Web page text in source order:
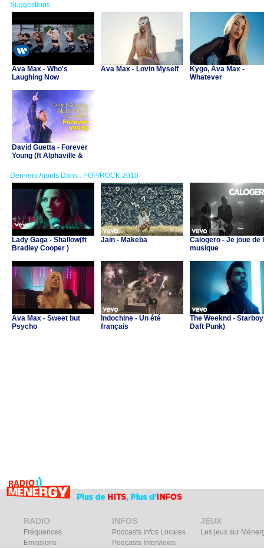
Suggestions
Ava Max - Who's
Laughing Now
Ava Max - Lovin Myself
Kygo, Ava Max -
Whatever
David Guetta - Forever
Young (ft Alphaville &
Derniers Ajouts Dans : POP/ROCK 2010
Lady Gaga - Shallow(ft
Bradley Cooper )
Jain - Makeba
Calogero - Je joue de
musique
Ava Max - Sweet but
Psycho
Indochine - Un été
français
The Weeknd -
Daft Punk)
RADIO
Fréquences
Emissions
INFOS
Podcasts Infos Locales
Podcasts Interviews
JEUX
Les jeux sur